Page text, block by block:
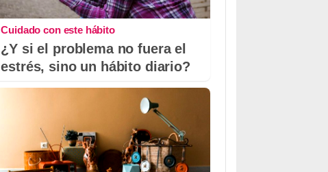
Cuidado con este hábito
¿Y si el problema no fuera el
estrés, sino un hábito diario?